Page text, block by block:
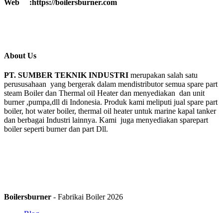
Web :https://boilersburner.com
About Us
PT. SUMBER TEKNIK INDUSTRI merupakan salah satu
perususahaan yang bergerak dalam mendistributor semua spare part
steam Boiler dan Thermal oil Heater dan menyediakan dan unit
burner ,pumpa,dll di Indonesia. Produk kami meliputi jual spare part
boiler, hot water boiler, thermal oil heater untuk marine kapal tanker
dan berbagai Industri lainnya. Kami juga menyediakan sparepart
boiler seperti burner dan part Dll.
Boilersburner - Fabrikai Boiler 2026